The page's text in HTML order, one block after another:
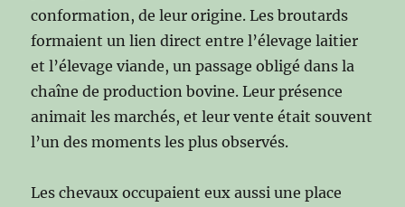
conformation, de leur origine. Les broutards
formaient un lien direct entre l’élevage laitier
et l’élevage viande, un passage obligé dans la
chaîne de production bovine. Leur présence
animait les marchés, et leur vente était souvent
l’un des moments les plus observés.
Les chevaux occupaient eux aussi une place